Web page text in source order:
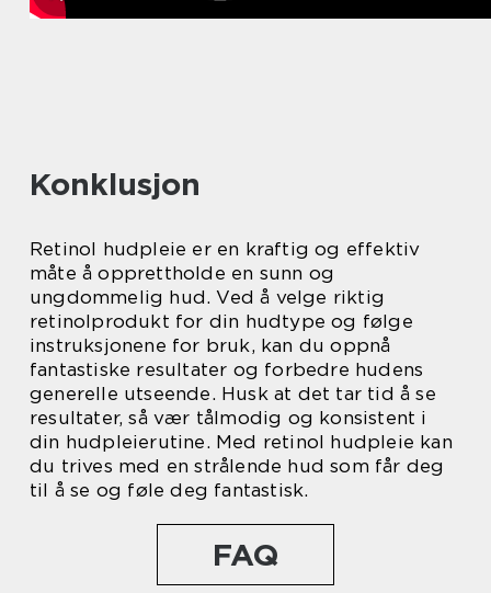
Konklusjon
Retinol hudpleie er en kraftig og effektiv
måte å opprettholde en sunn og
ungdommelig hud. Ved å velge riktig
retinolprodukt for din hudtype og følge
instruksjonene for bruk, kan du oppnå
fantastiske resultater og forbedre hudens
generelle utseende. Husk at det tar tid å se
resultater, så vær tålmodig og konsistent i
din hudpleierutine. Med retinol hudpleie kan
du trives med en strålende hud som får deg
til å se og føle deg fantastisk.
FAQ